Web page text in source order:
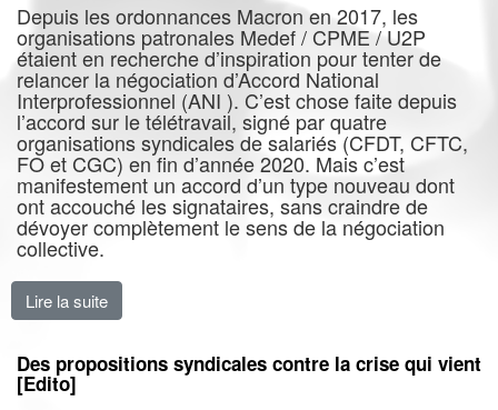
Depuis les ordonnances Macron en 2017, les
organisations patronales Medef / CPME / U2P
étaient en recherche d’inspiration pour tenter de
relancer la négociation d’Accord National
Interprofessionnel (ANI ). C’est chose faite depuis
l’accord sur le télétravail, signé par quatre
organisations syndicales de salariés (CFDT, CFTC,
FO et CGC) en fin d’année 2020. Mais c’est
manifestement un accord d’un type nouveau dont
ont accouché les signataires, sans craindre de
dévoyer complètement le sens de la négociation
collective.
Lire la suite
Des propositions syndicales contre la crise qui vient
[Edito]